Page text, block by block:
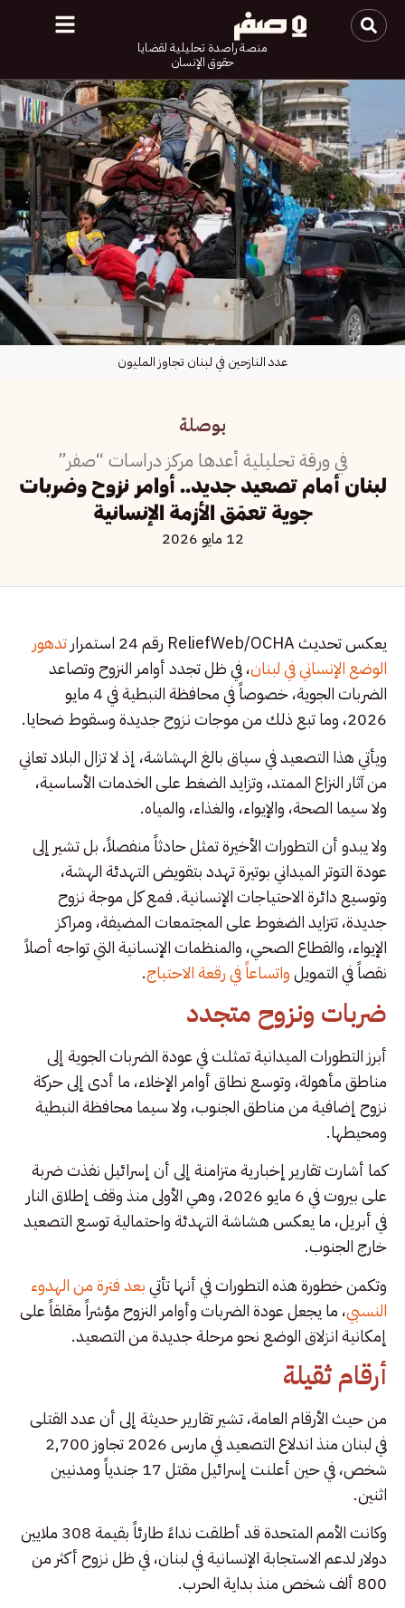
منصة راصدة تحليلية لقضايا
حقوق الإنسان
بوصلة
في ورقة تحليلية أعدها مركز دراسات “صفر”
لبنان أمام تصعيد جديد.. أوامر نزوح وضربات
جوية تعمّق الأزمة الإنسانية
12 مايو 2026
عدد النازحين في لبنان تجاوز المليون
يعكس تحديث ReliefWeb/OCHA رقم 24 استمرار
تدهور
الوضع الإنساني في لبنان، في ظل تجدد أوامر النزوح وتصاعد
الضربات الجوية، خصوصاً في محافظة النبطية في 4 مايو
2026، وما تبع ذلك من موجات نزوح جديدة وسقوط ضحايا.
ويأتي هذا التصعيد في سياق بالغ الهشاشة، إذ لا تزال البلاد تعاني
من آثار النزاع الممتد، وتزايد الضغط على الخدمات الأساسية،
ولا سيما الصحة، والإيواء، والغذاء، والمياه.
ولا يبدو أن التطورات الأخيرة تمثل حادثاً منفصلاً، بل تشير إلى
عودة التوتر الميداني بوتيرة تهدد بتقويض التهدئة الهشة،
وتوسيع دائرة الاحتياجات الإنسانية. فمع كل موجة نزوح
جديدة، تتزايد الضغوط على المجتمعات المضيفة، ومراكز
الإيواء، والقطاع الصحي، والمنظمات الإنسانية التي تواجه أصلاً
نقصاً في التمويلواتساعاً في رقعة الاحتياج.
ضربات ونزوح متجدد
أبرز التطورات الميدانية تمثلت في عودة الضربات الجوية إلى
مناطق مأهولة، وتوسع نطاق أوامر الإخلاء، ما أدى إلى حركة
نزوح إضافية من مناطق الجنوب، ولا سيما محافظة النبطية
ومحيطها.
كما أشارت تقارير إخبارية متزامنة إلى أن إسرائيل نفذت ضربة
على بيروت في 6 مايو 2026، وهي الأولى منذ وقف إطلاق النار
في أبريل، ما يعكس هشاشة التهدئة واحتمالية توسع التصعيد
خارج الجنوب.
وتكمن خطورة هذه التطورات في أنها تأتيبعد فترة من الهدوء
النسبي، ما يجعل عودة الضربات وأوامر النزوح مؤشراً مقلقاً على
إمكانية انزلاق الوضع نحو مرحلة جديدة من التصعيد.
أرقام ثقيلة
من حيث الأرقام العامة، تشير تقارير حديثة إلى أن عدد القتلى
في لبنان منذ اندلاع التصعيد في مارس 2026 تجاوز 2,700
شخص، في حين أعلنت إسرائيل مقتل 17 جندياً ومدنيين
اثنين.
وكانت الأمم المتحدة قد أطلقت نداءً طارئاً بقيمة 308 ملايين
دولار لدعم الاستجابة الإنسانية في لبنان، في ظل نزوح أكثر من
800 ألف شخص منذ بداية الحرب.